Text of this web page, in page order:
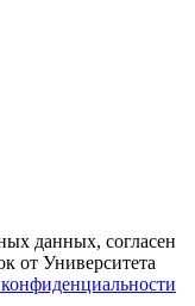
данных, согласен
от Университета